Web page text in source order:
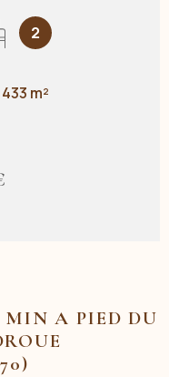
2
433 m²
MIN A PIED DU